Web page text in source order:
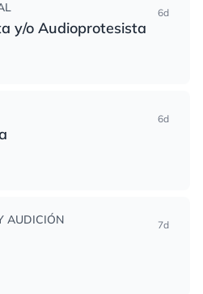
y/o Audioprotesista
6d
6d
AUDICIÓN 7d